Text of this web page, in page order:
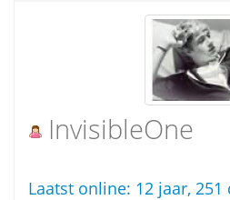
InvisibleOne
Laatst online: 12 jaar,